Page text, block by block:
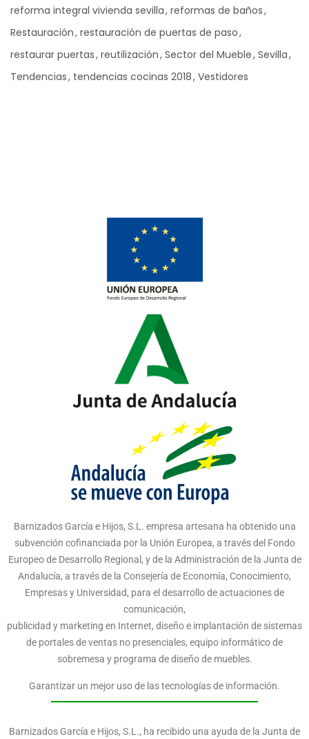
reforma integral vivienda sevilla reformas de baños
Restauración restauración de puertas de paso
restaurar puertas reutilización Sector del Mueble Sevilla
Tendencias tendencias cocinas 2018 Vestidores
Barnizados García e Hijos, S.L. empresa artesana ha obtenido una
subvención cofinanciada por la Unión Europea, a través del Fondo
Europeo de Desarrollo Regional, y de la Administración de la Junta de
Andalucía, a través de la Consejería de Economía, Conocimiento,
Empresas y Universidad, para el desarrollo de actuaciones de
comunicación,
publicidad y marketing en Internet, diseño e implantación de sistemas
de portales de ventas no presenciales, equipo informático de
sobremesa y programa de diseño de muebles.
Garantizar un mejor uso de las tecnologías de información.
Barnizados García e Hijos, S.L., ha recibido una ayuda de la Junta de